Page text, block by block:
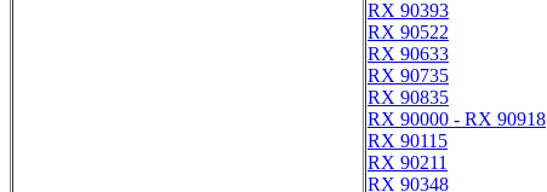
RX 90393
RX 90522
RX 90633
RX 90735
RX 90835
RX 90000 - RX 90918
RX 90115
RX 90211
RX 90348